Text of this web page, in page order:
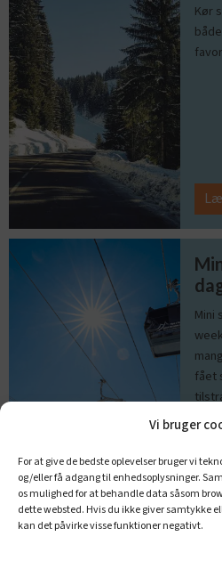
Vi bruger
For at give de bedste oplevelser bruger vi
og/eller få adgang til enhedsoplysninger.
os mulighed for at behandle data såsom
dette websted. Hvis du ikke giver samtykke
kan det påvirke visse funktioner negativt.
Kør
Mini
fået
at